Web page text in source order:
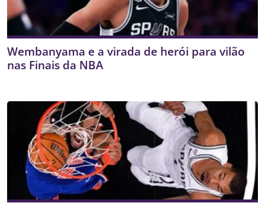
Wembanyama e a virada de herói para vilão
nas Finais da NBA